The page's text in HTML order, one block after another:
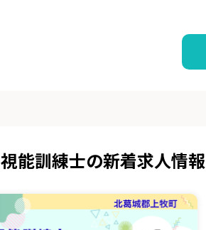
視能訓練士の新着求人情報